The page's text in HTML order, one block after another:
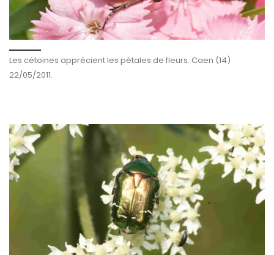
Les cétoines apprécient les pétales de fleurs. Caen (14)
22/05/2011.